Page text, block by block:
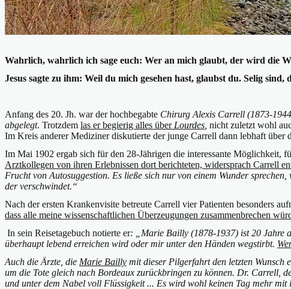
Wahrlich, wahrlich ich sage euch: Wer an mich glaubt, der wird die
Jesus sagte zu ihm: Weil du mich gesehen hast, glaubst du. Selig
Anfang des 20. Jh. war der hochbegabte Chirurg Alexis Carrell (1873-
abgelegt. Trotzdem las er begierig alles überLourdes nicht zuletzt wohl
Im Kreis anderer Mediziner diskutierte der junge Carrell dann lebhaft über
Im Mai 1902 ergab sich für den 28-Jährigen die interessante Möglichkeit,
Arztkollegen von ihren Erlebnissen dort berichteten, widersprach Carrell
Frucht von Autosuggestion. Es ließe sich nur von einem Wunder
der verschwindet.“
Nach der ersten Krankenvisite betreute Carrell vier Patienten besonders
dass alle meine wissenschaftlichen Überzeugungen zusammenbrechen
In sein Reisetagebuch notierte er: „Marie Bailly (1878-1937) ist 20 Jahre
überhaupt lebend erreichen wird oder mir unter den Händen wegstirbt.
Auch die Ärzte, die Marie Bailly mit dieser Pilgerfahrt den letzten Wunsch
um die Tote gleich nach Bordeaux zurückbringen zu können. Dr. Carrell,
und unter dem Nabel voll Flüssigkeit ... Es wird wohl keinen Tag mehr mit